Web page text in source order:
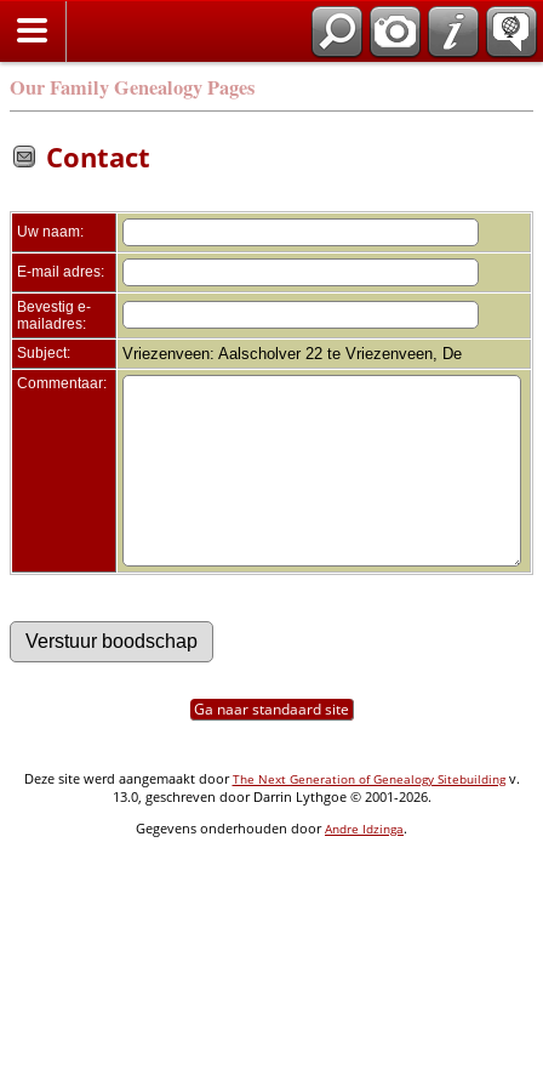
Our Family Genealogy Pages
Contact
Uw naam:
E-mail adres:
Bevestig e-
mailadres:
Subject:
Vriezenveen: Aalscholver 22 te Vriezenveen, De
Commentaar:
Ga naar standaard site
Deze site werd aangemaakt doorThe Next Generation of Genealogy Sitebuildingv.
13.0, geschreven door Darrin Lythgoe © 2001-2026.
Gegevens onderhouden doorAndre Idzinga.